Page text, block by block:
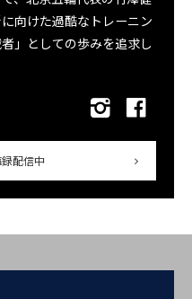
向けた過酷なトレーニン
」としての歩みを追求し
配信中